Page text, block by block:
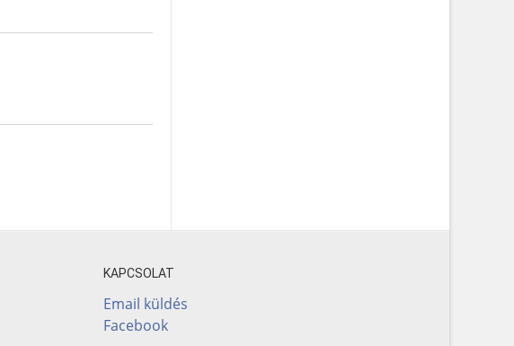
KAPCSOLAT
Email küldés
Facebook